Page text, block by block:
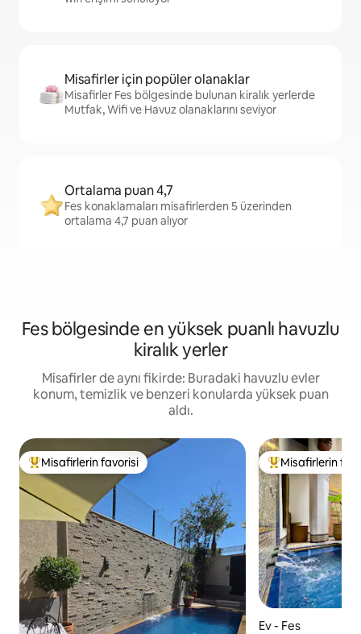
Misafirler için popüler olanaklar
Misafirler Fes bölgesinde bulunan kiralık yerlerde
Mutfak, Wifi ve Havuz olanaklarını seviyor
Ortalama puan 4,7
Fes konaklamaları misafirlerden 5 üzerinden
ortalama 4,7 puan alıyor
Fes bölgesinde en yüksek puanlı havuzlu
kiralık yerler
Misafirler de aynı fikirde: Buradaki havuzlu evler
konum, temizlik ve benzeri konularda yüksek puan
aldı.
Misafirlerin favorilerinden en beğenilenler arasında
Misafirlerin favorisi Misafirlerin
Misafirlerin
Ev - Fes